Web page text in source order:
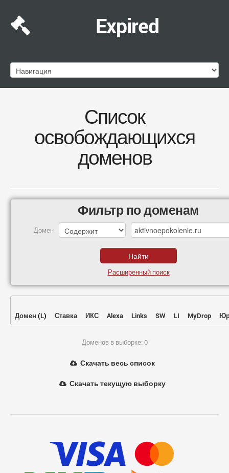
Expired
Список
освобождающихся
доменов
Фильтр по доменам
Домен
Расширенный поиск
Домен (L) Ставка ИКС Alexa Links SW LI MyDrop
Доменов в выборке: 0
Скачать весь список
Скачать текущую выборку